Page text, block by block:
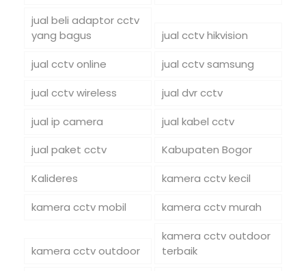
jual beli adaptor cctv
yang bagus
jual cctv hikvision
jual cctv online
jual cctv samsung
jual cctv wireless
jual dvr cctv
jual ip camera
jual kabel cctv
jual paket cctv
Kabupaten Bogor
Kalideres
kamera cctv kecil
kamera cctv mobil
kamera cctv murah
kamera cctv outdoor
kamera cctv outdoor
terbaik